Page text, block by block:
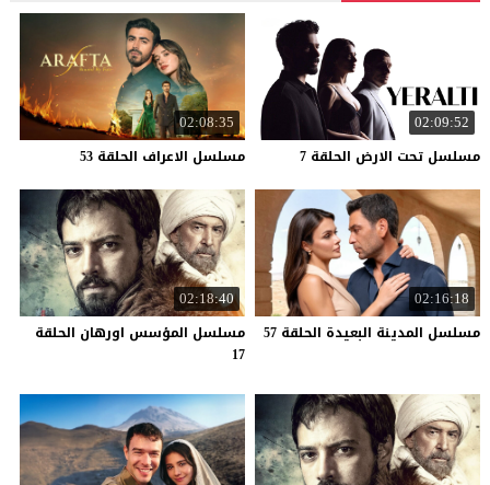
02:09:52
مسلسل تحت الارض الحلقة 7
02:08:35
مسلسل الاعراف الحلقة 53
02:16:18
مسلسل المدينة البعيدة الحلقة 57
02:18:40
مسلسل المؤسس اورهان الحلقة
17